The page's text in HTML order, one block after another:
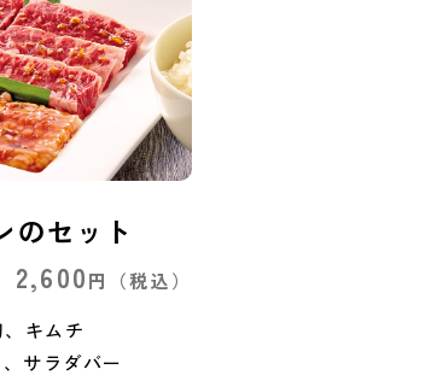
のセット
2,600円
（税込）
キムチ
サラダバー